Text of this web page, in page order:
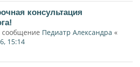
консультация
сообщение Педиатр Александра «
15:14